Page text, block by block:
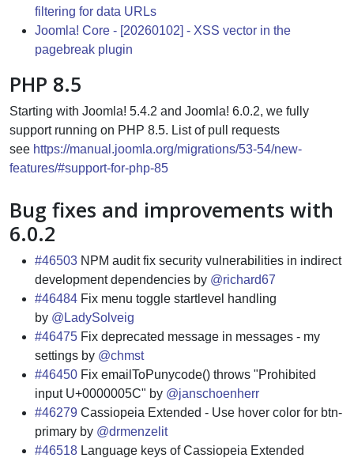
filtering for data URLs
Joomla! Core - [20260102] - XSS vector in the
pagebreak plugin
PHP 8.5
Starting with Joomla! 5.4.2 and Joomla! 6.0.2, we fully
support running on PHP 8.5. List of pull requests
see https://manual.joomla.org/migrations/53-54/new-
features/#support-for-php-85
Bug fixes and improvements with
6.0.2
#46503 NPM audit fix security vulnerabilities in indirect
development dependencies by @richard67
#46484 Fix menu toggle startlevel handling
by @LadySolveig
#46475 Fix deprecated message in messages - my
settings by @chmst
#46450 Fix emailToPunycode() throws "Prohibited
input U+0000005C" by @janschoenherr
#46279 Cassiopeia Extended - Use hover color for btn-
primary by @drmenzelit
#46518 Language keys of Cassiopeia Extended